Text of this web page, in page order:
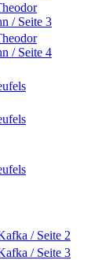
/ Seite 3
/ Seite 4
/ Seite 2
/ Seite 3